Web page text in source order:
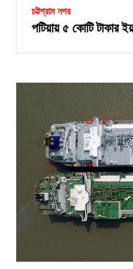
চট্টগ্রাম নগর
পটিয়ায় ৫ কোটি টাকার